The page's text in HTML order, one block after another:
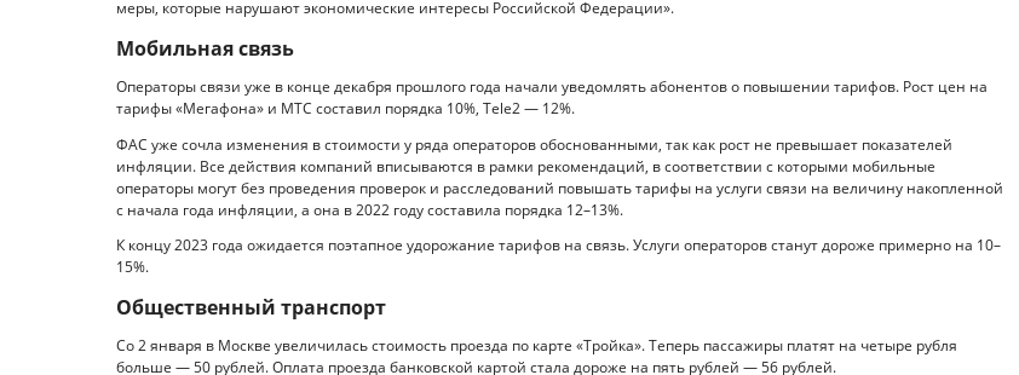
меры, которые нарушают экономические интересы Российской Федерации».
Мобильная связь
Операторы связи уже в конце декабря прошлого года начали уведомлять абонентов о повышении тарифов. Рост цен на
тарифы «Мегафона» и МТС составил порядка 10%, Tele2 — 12%.
ФАС уже сочла изменения в стоимости у ряда операторов обоснованными, так как рост не превышает показателей
инфляции. Все действия компаний вписываются в рамки рекомендаций, в соответствии с которыми мобильные
операторы могут без проведения проверок и расследований повышать тарифы на услуги связи на величину накопленной
с начала года инфляции, а она в 2022 году составила порядка 12–13%.
К концу 2023 года ожидается поэтапное удорожание тарифов на связь. Услуги операторов станут дороже примерно на 10–
15%.
Общественный транспорт
Со 2 января в Москве увеличилась стоимость проезда по карте «Тройка». Теперь пассажиры платят на четыре рубля
больше — 50 рублей. Оплата проезда банковской картой стала дороже на пять рублей — 56 рублей.